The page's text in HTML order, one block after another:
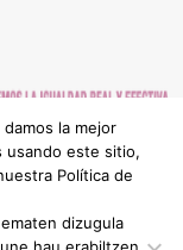
| Bilbao
Ortuella
la mejor
usando este sitio,
Política de
dizugula